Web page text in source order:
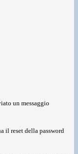
un messaggio
il reset della password